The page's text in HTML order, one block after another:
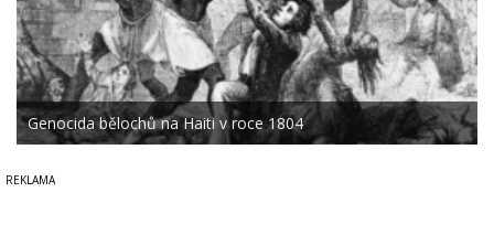
Genocida bělochů na Haiti v roce 1804